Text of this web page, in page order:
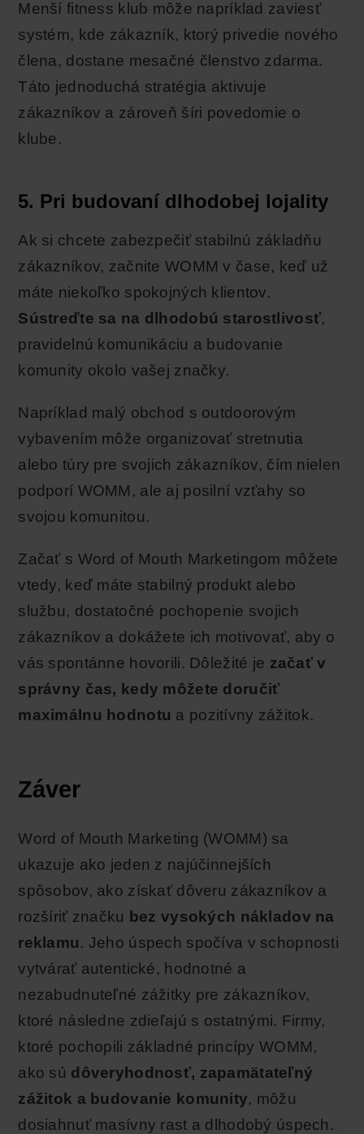
Menší fitness klub môže napríklad zaviesť
systém, kde zákazník, ktorý privedie nového
člena, dostane mesačné členstvo zdarma.
Táto jednoduchá stratégia aktivuje
zákazníkov a zároveň šíri povedomie o
klube.
5. Pri budovaní dlhodobej lojality
Ak si chcete zabezpečiť stabilnú základňu
zákazníkov, začnite WOMM v čase, keď už
máte niekoľko spokojných klientov.
Sústreďte sa na dlhodobú starostlivosť,
pravidelnú komunikáciu a budovanie
komunity okolo vašej značky.
Napríklad malý obchod s outdoorovým
vybavením môže organizovať stretnutia
alebo túry pre svojich zákazníkov, čím nielen
podporí WOMM, ale aj posilní vzťahy so
svojou komunitou.
Začať s Word of Mouth Marketingom môžete
vtedy, keď máte stabilný produkt alebo
službu, dostatočné pochopenie svojich
zákazníkov a dokážete ich motivovať, aby o
vás spontánne hovorili. Dôležité je začať v
správny čas, kedy môžete doručiť
maximálnu hodnotu a pozitívny zážitok.
Záver
Word of Mouth Marketing (WOMM) sa
ukazuje ako jeden z najúčinnejších
spôsobov, ako získať dôveru zákazníkov a
rozšíriť značku bez vysokých nákladov na
reklamu. Jeho úspech spočíva v schopnosti
vytvárať autentické, hodnotné a
nezabudnuteľné zážitky pre zákazníkov,
ktoré následne zdieľajú s ostatnými. Firmy,
ktoré pochopili základné princípy WOMM,
ako sú dôveryhodnosť, zapamätateľný
zážitok a budovanie komunity, môžu
dosiahnuť masívny rast a dlhodobý úspech.